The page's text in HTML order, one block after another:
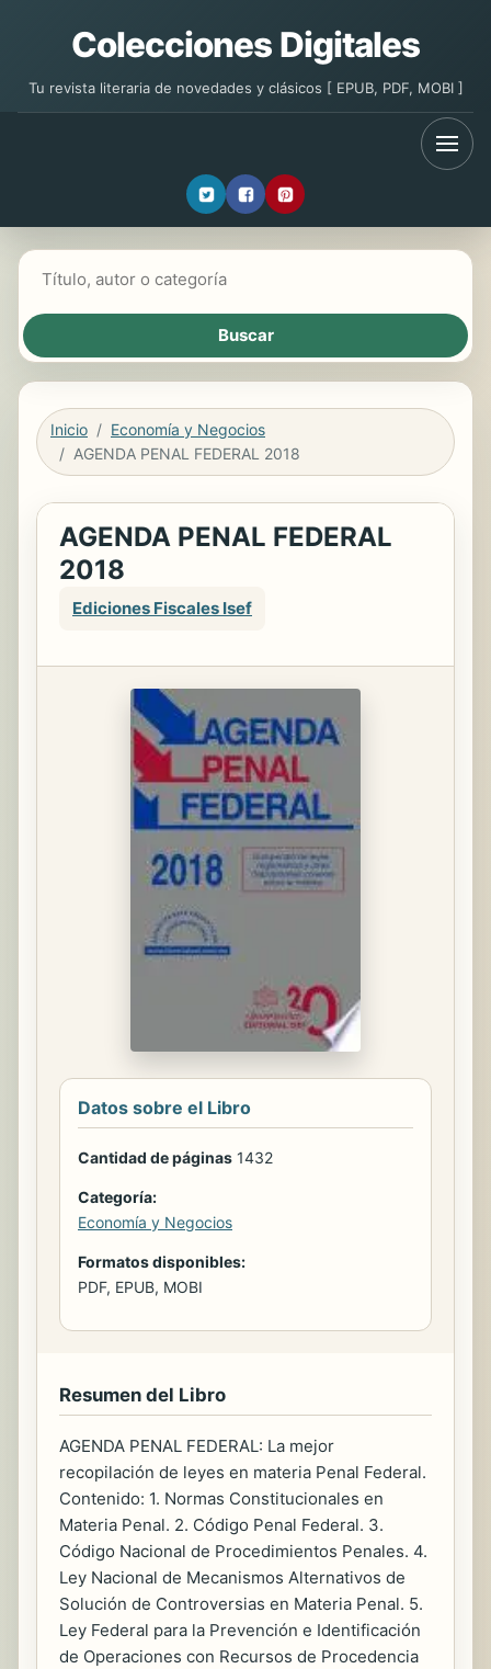
Colecciones Digitales
Tu revista literaria de novedades y clásicos [ EPUB, PDF, MOBI ]
Inicio
Economía y Negocios
AGENDA PENAL FEDERAL 2018
AGENDA PENAL FEDERAL
2018
Ediciones Fiscales Isef
Datos sobre el Libro
Cantidad de páginas 1432
Categoría:
Economía y Negocios
Formatos disponibles:
PDF, EPUB, MOBI
Resumen del Libro
AGENDA PENAL FEDERAL: La mejor
recopilación de leyes en materia Penal Federal.
Contenido: 1. Normas Constitucionales en
Materia Penal. 2. Código Penal Federal. 3.
Código Nacional de Procedimientos Penales. 4.
Ley Nacional de Mecanismos Alternativos de
Solución de Controversias en Materia Penal. 5.
Ley Federal para la Prevención e Identificación
de Operaciones con Recursos de Procedencia